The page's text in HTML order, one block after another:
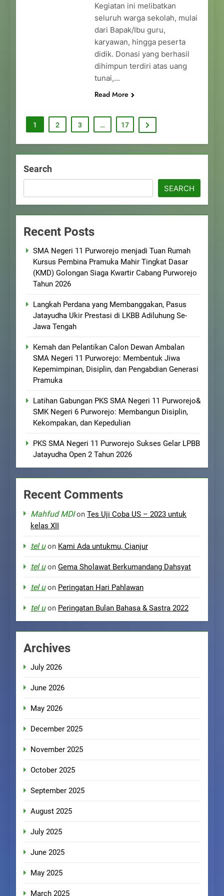
Kegiatan ini melibatkan
seluruh warga sekolah, mulai
dari Bapak/Ibu guru,
karyawan, hingga peserta
didik. Donasi yang berhasil
dihimpun terdiri atas uang
tunai,…
Read More
1 2 3 … 17
Search
SEARCH
Recent Posts
SMA Negeri 11 Purworejo menjadi Tuan Rumah
Kursus Pembina Pramuka Mahir Tingkat Dasar
(KMD) Golongan Siaga Kwartir Cabang Purworejo
Tahun 2026
Langkah Perdana yang Membanggakan, Pasus
Jatayudha Ukir Prestasi di LKBB Adiluhung Se-
Jawa Tengah
Kemah dan Pelantikan Calon Dewan Ambalan
SMA Negeri 11 Purworejo: Membentuk Jiwa
Kepemimpinan, Disiplin, dan Pengabdian Generasi
Pramuka
Latihan Gabungan PKS SMA Negeri 11 Purworejo&
SMK Negeri 6 Purworejo: Membangun Disiplin,
Kekompakan, dan Kepedulian
PKS SMA Negeri 11 Purworejo Sukses Gelar LPBB
Jatayudha Open 2 Tahun 2026
Recent Comments
Mahfud MDIon Tes Uji Coba US – 2023 untuk
kelas XII
tel uon Kami Ada untukmu, Cianjur
tel uon Gema Sholawat Berkumandang Dahsyat
tel uon Peringatan Hari Pahlawan
tel uon Peringatan Bulan Bahasa & Sastra 2022
Archives
July 2026
June 2026
May 2026
December 2025
November 2025
October 2025
September 2025
August 2025
July 2025
June 2025
May 2025
March 2025